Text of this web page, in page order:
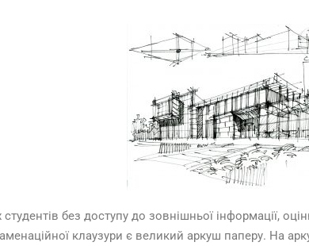
без доступу до зовнішньої інформації,
клаузури є великий аркуш паперу. На